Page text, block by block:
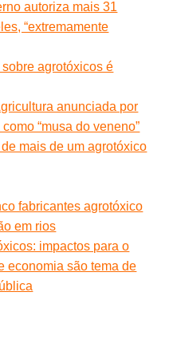
autoriza mais 31
“extremamente
agrotóxicos é
anunciada por
“musa do veneno”
mais de um agrotóxico
fabricantes agrotóxico
em rios
impactos para o
economia são tema de